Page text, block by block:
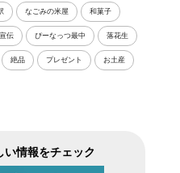
なごみの米屋 和菓子
宣伝 ぴーなっつ最中 落花生
絶品 プレゼント お土産
い情報をチェック